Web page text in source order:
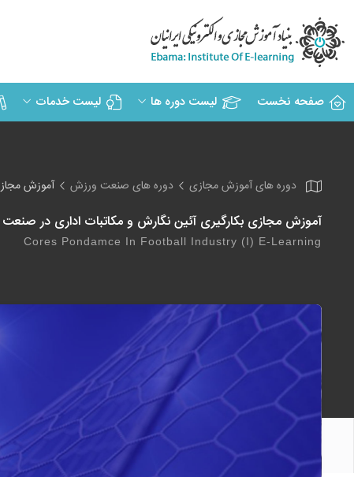
صفحه نخست لیست دوره ها لیست خدمات
دوره های آموزش مجازی دوره های صنعت ورزش آموزش
آموزش مجازی بکارگیری آئین نگارش و مکاتبات اداری در
Cores Pondamce In Football Industry (I) E-Learning